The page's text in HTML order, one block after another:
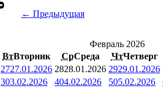
← Предыдущая
Февраль 2026
ВтВторник СрСреда ЧтЧетверг
2727.01.2026 2828.01.2026 2929.01.2026
303.02.2026 404.02.2026 505.02.2026